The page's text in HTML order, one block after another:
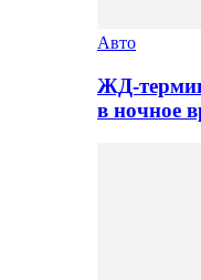
Авто
ЖД-
в ночное